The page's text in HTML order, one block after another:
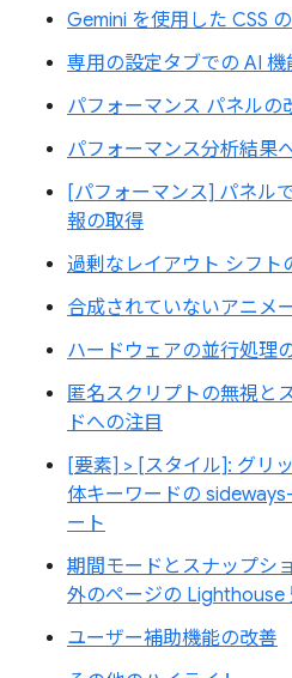
Gemini を使用した CSS
専用の設定タブでの AI 機
パフォーマンス パネルの
パフォーマンス分析結果
[パフォーマンス] パネル
報の取得
過剰なレイアウト シフト
合成されていないアニメ
ハードウェアの並行処理
匿名スクリプトの無視と
ドへの注目
[要素] > [スタイル]: グリ
体キーワードの
ート
期間モードとスナップシ
外のページの Lighthouse
ユーザー補助機能の改善